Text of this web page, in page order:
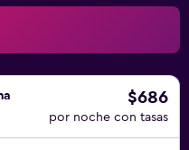
todos los días y es
hipoalergénicos. Se
En el alojamiento
de piscina cubierta.
otras opciones de ocio y
acuático, acceso
de bienestar y una
$686
por noche con tasas